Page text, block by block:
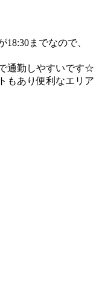
までなので、
通勤しやすいです☆
もあり便利なエリア